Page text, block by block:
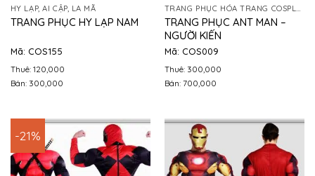
HY LẠP, AI CẬP, LA MÃ
TRANG PHỤC HY LẠP NAM
Mã: COS155
Thuê: 120,000
Bán: 300,000
TRANG PHỤC ANT MAN –
NGƯỜI KIẾN
Mã: COS009
Thuê: 300,000
Bán: 700,000
-21%